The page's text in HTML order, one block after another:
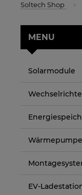
Soltech Shop
MENU
Solarmodule
EV-